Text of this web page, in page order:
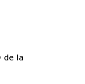
de la